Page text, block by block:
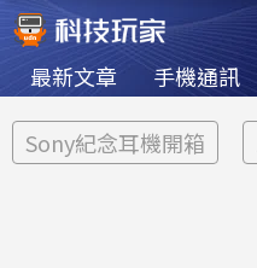
最新文章 手機通訊
Sony紀念耳機開箱